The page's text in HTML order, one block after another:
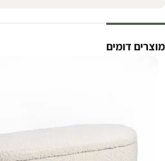
מוצרים דומים